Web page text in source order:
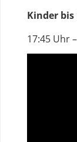
Kinder
17:45 Uhr